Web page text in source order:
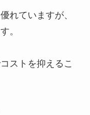
れていますが、
。
ストを抑えるこ